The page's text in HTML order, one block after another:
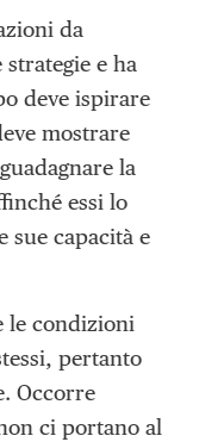
da
e ha
deve ispirare
mostrare
la
essi lo
sue capacità e
le condizioni
pertanto
Occorre
ci portano al